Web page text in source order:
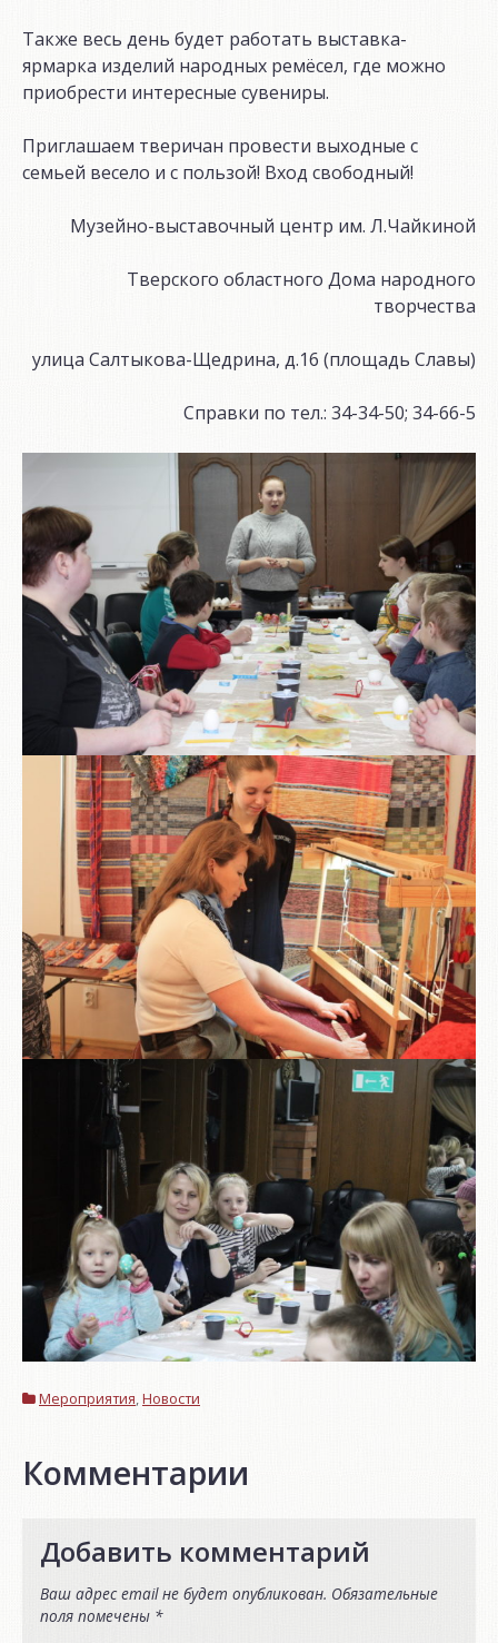
Также весь день будет работать выставка-
ярмарка изделий народных ремёсел, где можно
приобрести интересные сувениры.
Приглашаем тверичан провести выходные с
семьей весело и с пользой! Вход свободный!
Музейно-выставочный центр им. Л.Чайкиной
Тверского областного Дома народного
творчества
улица Салтыкова-Щедрина, д.16 (площадь Славы)
Справки по тел.: 34-34-50; 34-66-5
Мероприятия,Новости
Комментарии
Добавить комментарий
Ваш адрес email не будет опубликован. Обязательные
поля помечены *